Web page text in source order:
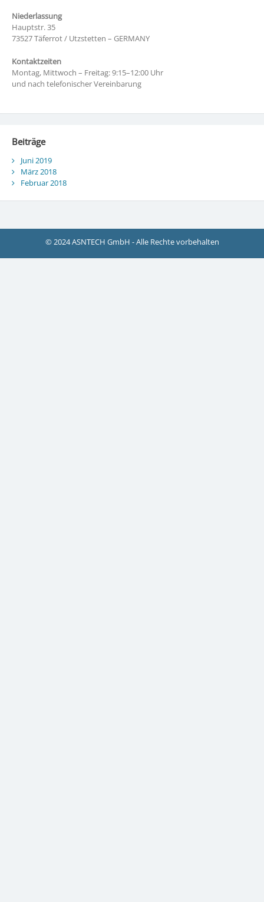
Niederlassung
Hauptstr. 35
73527 Täferrot / Utzstetten – GERMANY
Kontaktzeiten
Montag, Mittwoch – Freitag: 9:15–12:00 Uhr
und nach telefonischer Vereinbarung
Beiträge
Juni 2019
März 2018
Februar 2018
© 2024 ASNTECH GmbH - Alle Rechte vorbehalten